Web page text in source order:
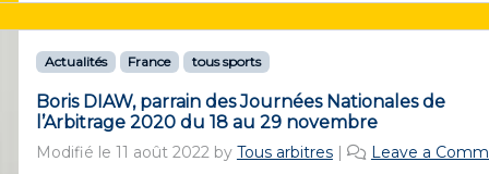
Actualités France tous sports
Boris DIAW, parrain des Journées Nationales de
l’Arbitrage 2020 du 18 au 29 novembre
Modifié le 11 août 2022by Tous arbitres | Leave a